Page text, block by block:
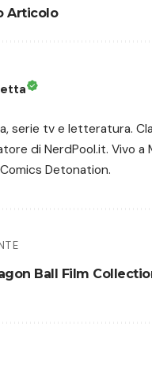
Articolo
serie tv e letteratura.
di NerdPool.it. Vivo
Detonation.
Ball Film